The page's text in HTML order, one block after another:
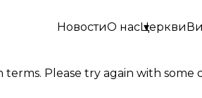
НовостиО нас ▾
Церкви
Please try again with some